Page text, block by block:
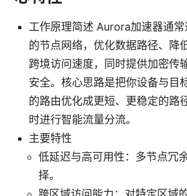
工作原理简述 Aurora加速器通
的节点网络，优化数据路径、降
跨境访问速度，同时提供加密传
安全。核心思路是把你设备与目
的路由优化成更短、更稳定的路
时进行智能流量分流。
主要特性
低延迟与高可用性：多节点冗
择。